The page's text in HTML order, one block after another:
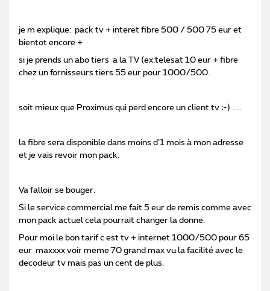
je m explique: pack tv + interet fibre 500 / 500 75 eur et
bientot encore +
si je prends un abo tiers a la TV (ex:telesat 10 eur + fibre
chez un fornisseurs tiers 55 eur pour 1000/500.
soit mieux que Proximus qui perd encore un client tv ;-) …..
la fibre sera disponible dans moins d’1 mois à mon adresse
et je vais revoir mon pack.
Va falloir se bouger.
Si le service commercial me fait 5 eur de remis comme avec
mon pack actuel cela pourrait changer la donne.
Pour moi le bon tarif c est tv + internet 1000/500 pour 65
eur maxxxx voir meme 70 grand max vu la facilité avec le
decodeur tv mais pas un cent de plus.